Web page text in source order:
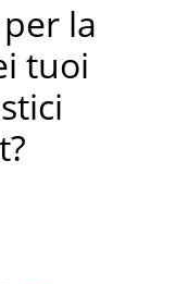
per la
tuoi